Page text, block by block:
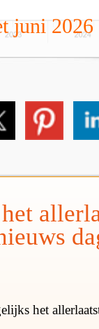
juni 2026
het